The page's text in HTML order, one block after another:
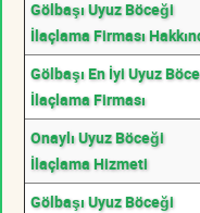
Gölbaşı Uyuz Böceği
İlaçlama Firması
Gölbaşı En İyi Uyuz
İlaçlama Firması
Onaylı Uyuz Böceği
İlaçlama Hizmeti
Gölbaşı Uyuz Böceği